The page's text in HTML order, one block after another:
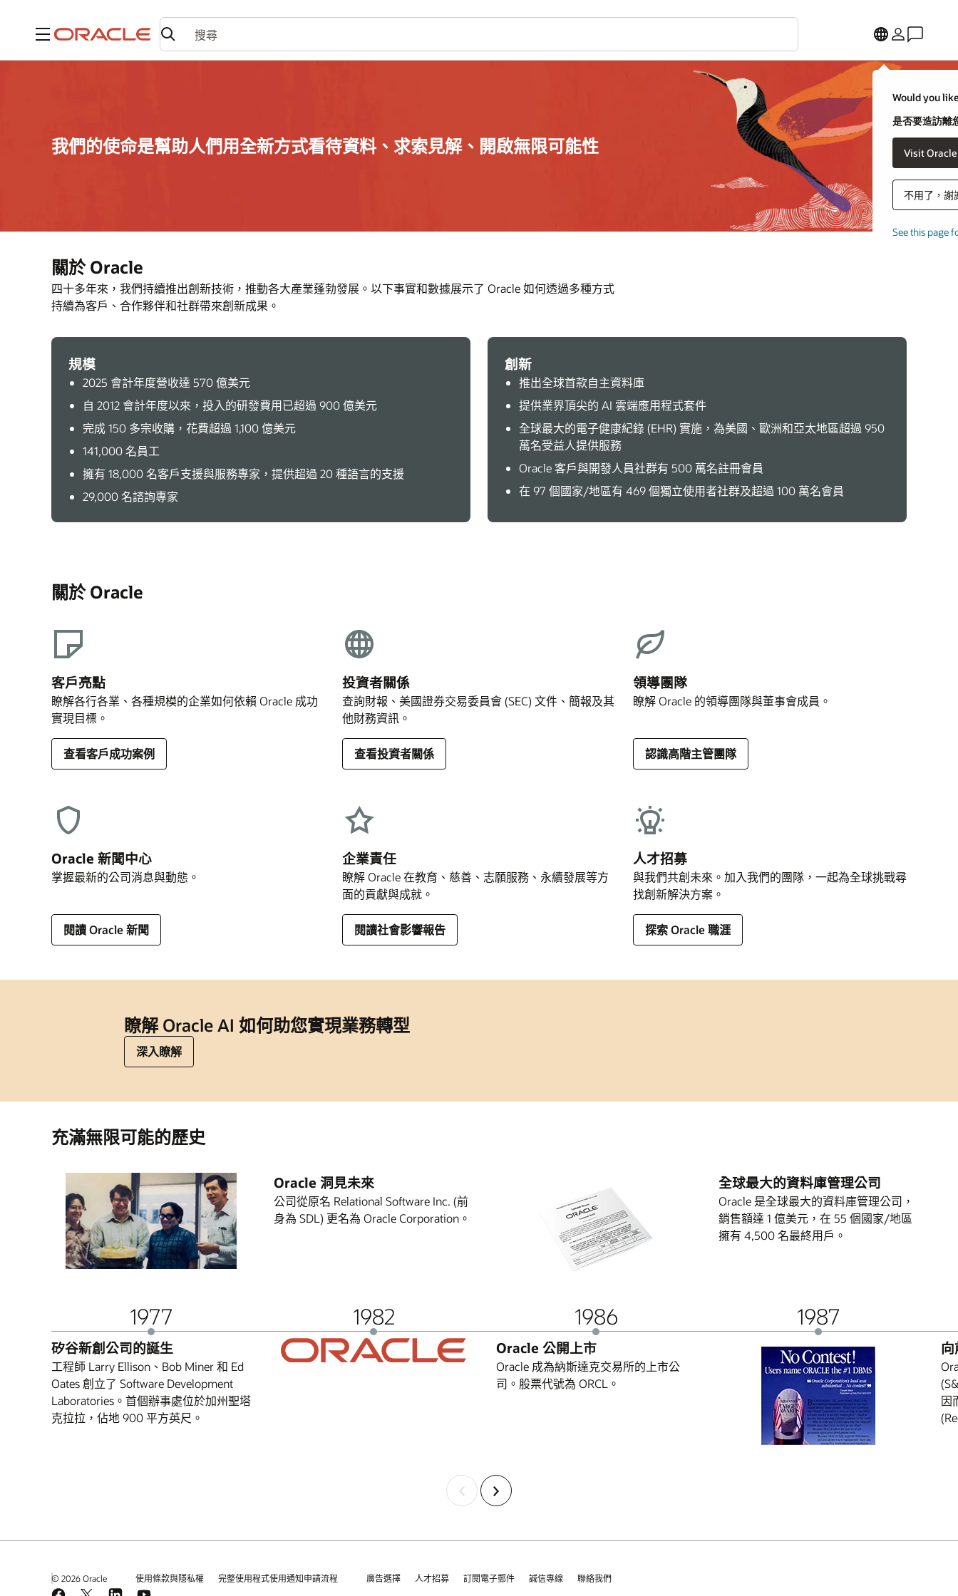
功能表
Would you
是否要造訪離
不用了，謝
See this page
我們的使命是幫助人們用全新方式看待資料、求索見解、開啟無限可能性
關於 Oracle
四十多年來，我們持續推出創新技術，推動各大產業蓬勃發展。以下事實和數據展示了 Oracle 如何透過多種方式
持續為客戶、合作夥伴和社群帶來創新成果。
規模
2025 會計年度營收達 570 億美元
自 2012 會計年度以來，投入的研發費用已超過 900 億美元
完成 150 多宗收購，花費超過 1,100 億美元
141,000 名員工
擁有 18,000 名客戶支援與服務專家，提供超過 20 種語言的支援
29,000 名諮詢專家
創新
推出全球首款自主資料庫
提供業界頂尖的 AI 雲端應用程式套件
全球最大的電子健康紀錄 (EHR) 實施，為美國、歐洲和亞太地區超過 950
萬名受益人提供服務
Oracle 客戶與開發人員社群有 500 萬名註冊會員
在 97 個國家/地區有 469 個獨立使用者社群及超過 100 萬名會員
關於 Oracle
客戶亮點
瞭解各行各業、各種規模的企業如何依賴 Oracle 成功
實現目標。
查看客戶成功案例
投資者關係
查詢財報、美國證券交易委員會 (SEC) 文件、簡報及其
他財務資訊。
查看投資者關係
領導團隊
瞭解 Oracle 的領導團隊與董事會成員。
認識高階主管團隊
Oracle 新聞中心
掌握最新的公司消息與動態。
閱讀 Oracle 新聞
企業責任
瞭解 Oracle 在教育、慈善、志願服務、永續發展等方
面的貢獻與成就。
閱讀社會影響報告
人才招募
與我們共創未來。加入我們的團隊，一起為全球挑戰尋
找創新解決方案。
探索 Oracle 職涯
瞭解 Oracle AI 如何助您實現業務轉型
深入瞭解
充滿無限可能的歷史
1977
矽谷新創公司的誕生
工程師 Larry Ellison、Bob Miner 和 Ed
Oates 創立了 Software Development
Laboratories。首個辦事處位於加州聖塔
克拉拉，佔地 900 平方英尺。
Oracle 洞見未來
公司從原名 Relational Software Inc. (前
身為 SDL) 更名為 Oracle Corporation。
1982 1986
Oracle 公開上市
Oracle 成為納斯達克交易所的上市公
司。股票代號為 ORCL。
全球最大的資料庫管理公司
Oracle 是全球最大的資料庫管理公司，
銷售額達 1 億美元，在 55 個國家/地區
擁有 4,500 名最終用戶。
1987
因
上
一
下
一
© 2026 Oracle 使用條款與隱私權 完整使用程式使用通知申請流程 廣告選擇 人才招募 訂閱電子郵件 誠信專線 聯絡我們